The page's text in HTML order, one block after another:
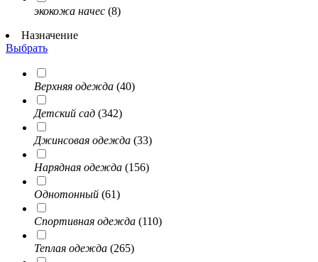
экокожа начес (8)
Назначение
Выбрать
Верхняя одежда (40)
Детский сад (342)
Джинсовая одежда (33)
Нарядная одежда (156)
Однотонный (61)
Спортивная одежда (110)
Теплая одежда (265)